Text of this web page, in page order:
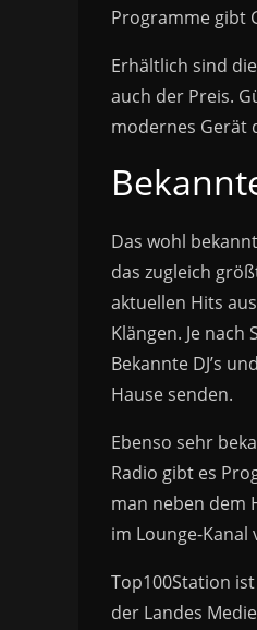
Programme gibt
Erhältlich sind
auch der Preis.
modernes Gerät
Das wohl
das zugleich
aktuellen Hits
Klängen. Je
Bekannte DJ’s
Hause senden.
Ebenso sehr
Radio gibt es
man neben dem
im Lounge-Kanal
Top100Station
der Landes